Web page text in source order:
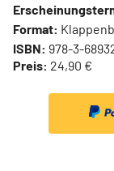
Format:
ISBN: 978-3-
Preis: 24,90 €